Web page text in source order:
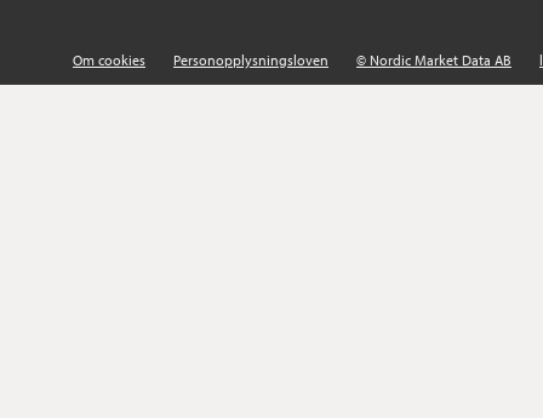
Om cookies Personopplysningsloven © Nordic Market Data AB